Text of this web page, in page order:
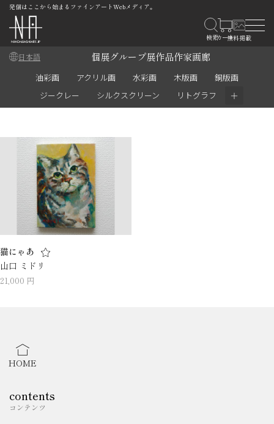
発信はここから始まるファインアートWebメディア。
日本語 個展グループ展作品作家画廊
油彩画 アクリル画 水彩画 木版画
銅版画
ジークレー
シルクスクリーン リトグラフ ＋
猫にゃあ
山口 ミドリ
21,000 円
HOME
contents
コンテンツ